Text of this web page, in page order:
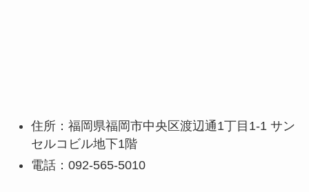
住所：福岡県福岡市中央区渡辺通1丁目1-1 サン
セルコビル地下1階
電話：092-565-5010